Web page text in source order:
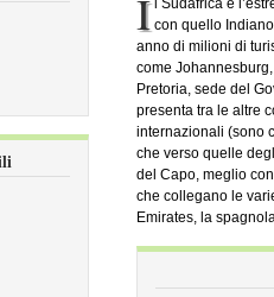
I
l Sudafrica è
con quello
anno di milioni di
come
Pretoria, sede del
presenta tra le altre
internazionali (sono
che verso quelle
del Capo, meglio
che collegano le
Emirates, la